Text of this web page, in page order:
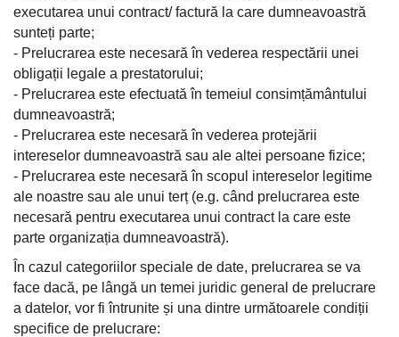
executarea unui contract/ factură la care dumneavoastră
sunteți parte;
- Prelucrarea este necesară în vederea respectării unei
obligații legale a prestatorului;
- Prelucrarea este efectuată în temeiul consimțământului
dumneavoastră;
- Prelucrarea este necesară în vederea protejării
intereselor dumneavoastră sau ale altei persoane fizice;
- Prelucrarea este necesară în scopul intereselor legitime
ale noastre sau ale unui terț (e.g. când prelucrarea este
necesară pentru executarea unui contract la care este
parte organizația dumneavoastră).
În cazul categoriilor speciale de date, prelucrarea se va
face dacă, pe lângă un temei juridic general de prelucrare
a datelor, vor fi întrunite și una dintre următoarele condiții
specifice de prelucrare: